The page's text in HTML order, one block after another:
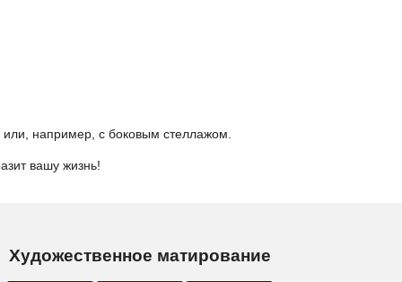
например, с боковым стеллажом.
вашу жизнь!
Художественное матирование